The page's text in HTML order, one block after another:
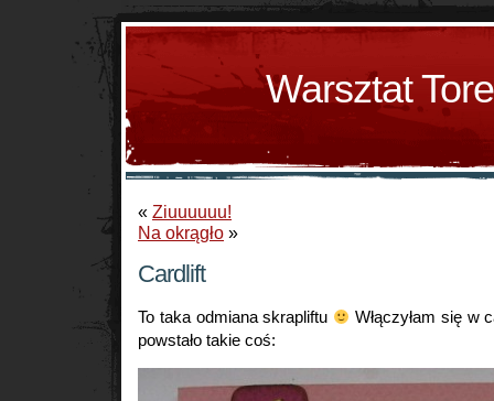
Warsztat
« Ziuuuuuu!
Na okrągło »
Cardlift
To taka odmiana skrapliftu
Włączyłam się w
powstało takie coś: